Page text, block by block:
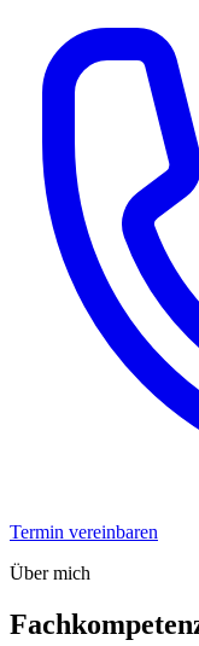
Termin vereinbaren
Über mich